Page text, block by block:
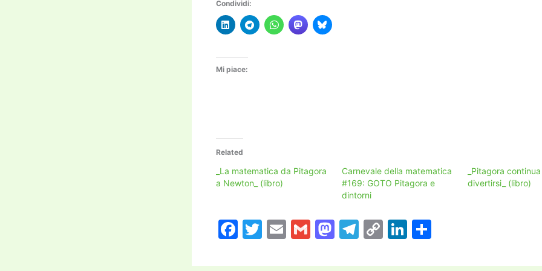
Condividi:
Mi piace:
Related
_La matematica da Pitagora
a Newton_ (libro)
Carnevale della matematica
#169: GOTO Pitagora e
dintorni
_Pitagora
divertirsi_ (libro)
F
T
E
G
M T
C
Li